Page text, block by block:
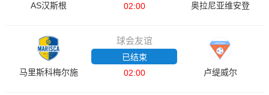
AS汉斯根
02:00
奥拉尼亚维安登
马里斯科梅尔施
球会友谊
已结束
02:00
卢缇威尔